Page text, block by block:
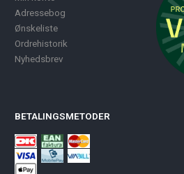
Adressebog
Ønskeliste
Ordrehistorik
Nyhedsbrev
BETALINGSMETODER